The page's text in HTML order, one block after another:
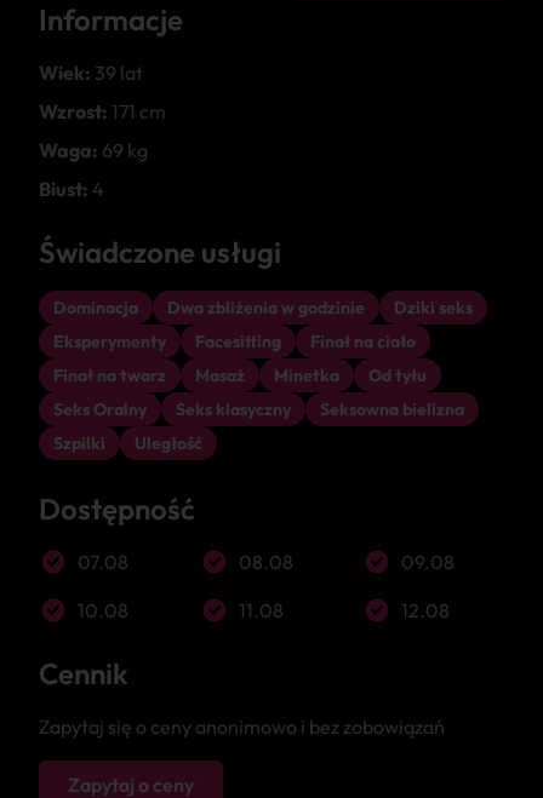
Informacje
Wiek: 39 lat
Wzrost: 171 cm
Waga: 69 kg
Biust: 4
Świadczone usługi
Dominacja Dwa zbliżenia w godzinie
Dziki seks
Eksperymenty
Facesitting
Finał na ciało
Finał na twarz
Masaż Minetka
Od tyłu
Seks Oralny
Seks klasyczny
Seksowna bielizna
Szpilki
Uległość
Dostępność
07.08 08.08
09.08
10.08
11.08 12.08
Cennik
Zapytaj się o ceny anonimowo i bez zobowiązań
Zapytaj o ceny